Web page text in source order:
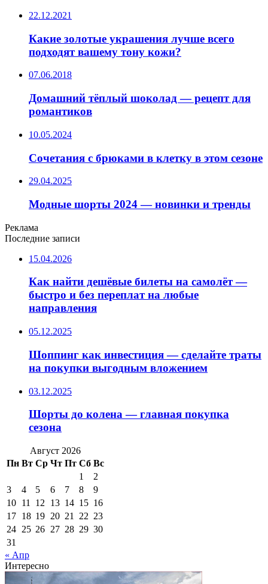
22.12.2021
Какие золотые украшения лучше всего
подходят вашему тону кожи?
07.06.2018
Домашний тёплый шоколад — рецепт для
романтиков
10.05.2024
Сочетания с брюками в клетку в этом сезоне
29.04.2025
Модные шорты 2024 — новинки и тренды
Реклама
Последние записи
15.04.2026
Как найти дешёвые билеты на самолёт —
быстро и без переплат на любые
направления
05.12.2025
Шоппинг как инвестиция — сделайте траты
на покупки выгодным вложением
03.12.2025
Шорты до колена — главная покупка
сезона
Август 2026
Пн Вт Ср Чт Пт Сб Вс
1
2
3
4 5 6 7 8
9
10 11 12 13 14 15 16
17 18 19 20 21 22 23
24 25 26 27 28 29 30
31
« Апр
Интересно